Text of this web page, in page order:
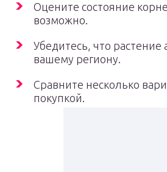
Оцените состояние
возможно.
Убедитесь, что растение
вашему региону.
Сравните несколько
покупкой.